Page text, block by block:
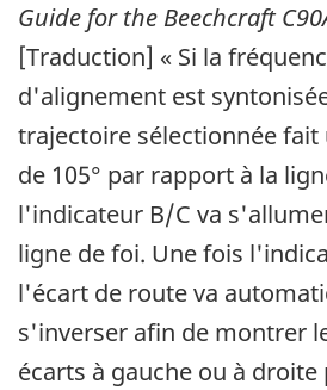
Guide for the Beechcraft
[Traduction] « Si la
d'alignement est
trajectoire sélectionnée fait
de 105° par rapport à la
l'indicateur B/C va
ligne de foi. Une fois
l'écart de route va
s'inverser afin de montrer
écarts à gauche ou à droite